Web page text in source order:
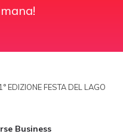
EDIZIONE FESTA DEL LAGO
Business